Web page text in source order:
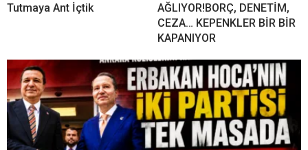
Tutmaya Ant İçtik
AĞLIYOR!BORÇ, DENETİM,
CEZA… KEPENKLER BİR BİR
KAPANIYOR